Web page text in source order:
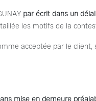
par écrit dans un
les motifs de la
acceptée par le client,
mise en demeure